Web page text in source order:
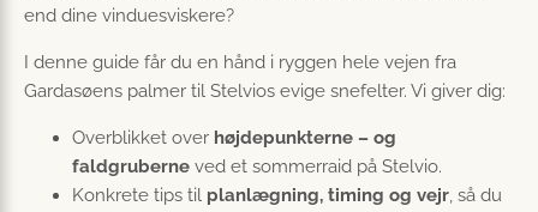
end dine vinduesviskere?
I denne guide får du en hånd i ryggen hele vejen fra
Gardasøens palmer til Stelvios evige snefelter. Vi giver dig:
Overblikket over højdepunkterne – og
faldgruberne ved et sommerraid på Stelvio.
Konkrete tips til planlægning, timing og vejr, så du